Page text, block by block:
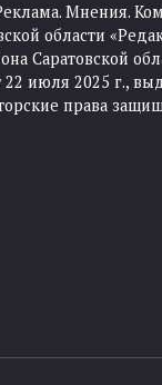
Мнения.
области
Саратовской
июля 2025 г.,
права